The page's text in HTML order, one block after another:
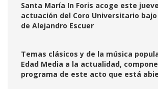
Santa María In Foris acoge este
actuación del Coro Universitario
de Alejandro Escuer
Temas clásicos y de la música
Edad Media a la actualidad,
programa de este acto que está